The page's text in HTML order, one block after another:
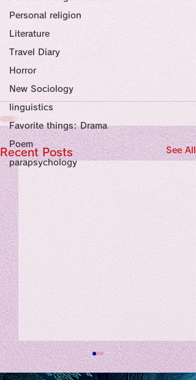
Personal religion
Literature
Travel Diary
Horror
New Sociology
linguistics
Favorite things: Drama
Poem
parapsychology
Recent Posts See All
私の能力を、大幅に加速